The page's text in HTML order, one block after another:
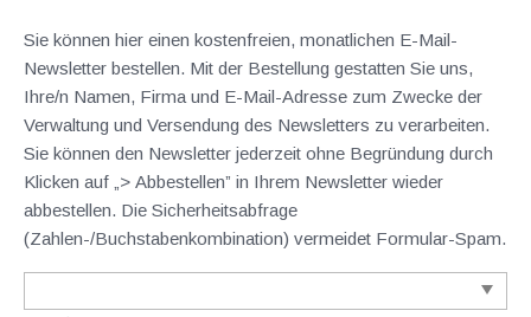
Sie können hier einen kostenfreien, monatlichen E-Mail-
Newsletter bestellen. Mit der Bestellung gestatten Sie uns,
Ihre/n Namen, Firma und E-Mail-Adresse zum Zwecke der
Verwaltung und Versendung des Newsletters zu verarbeiten.
Sie können den Newsletter jederzeit ohne Begründung durch
Klicken auf „> Abbestellen” in Ihrem Newsletter wieder
abbestellen. Die Sicherheitsabfrage
(Zahlen-/Buchstabenkombination) vermeidet Formular-Spam.